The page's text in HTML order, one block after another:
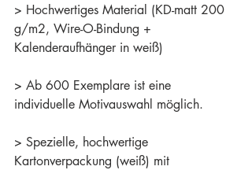
> Hochwertiges Material (KD-matt 200
g/m2, Wire-O-Bindung +
Kalenderaufhänger in weiß)
> Ab 600 Exemplare ist eine
individuelle Motivauswahl möglich.
> Spezielle, hochwertige
Kartonverpackung (weiß) mit